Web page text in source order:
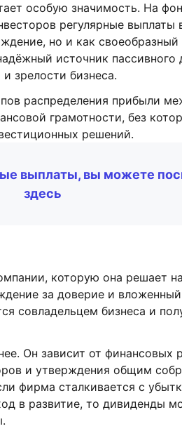
особую значимость. На
регулярные выплаты
но и как
источник пассивного
зрелости бизнеса.
распределения прибыли
грамотности, без
решений.
выплаты, вы можете
здесь
которую она решает
за доверие и вложенный
совладельцем бизнеса и
Он зависит от финансовых
и утверждения общим
фирма сталкивается с
в развитие, то дивиденды